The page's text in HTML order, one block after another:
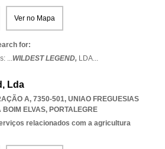
Ver no Mapa
for:
...WILDEST LEGEND, LDA...
Lda
A, 7350-501, UNIAO FREGUESIAS
BOIM ELVAS, PORTALEGRE
relacionados com a agricultura